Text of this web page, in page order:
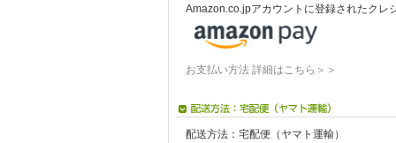
Amazon.co.jpアカウントに登録されたクレ
お支払い方法 詳細はこちら＞＞
配送方法：宅配便（ヤマト運輸）